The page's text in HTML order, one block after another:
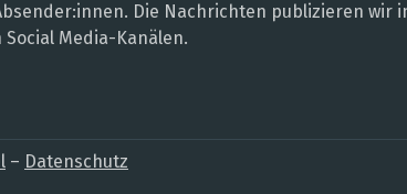
Die Nachrichten publizieren wir
Media-Kanälen.
– Datenschutz